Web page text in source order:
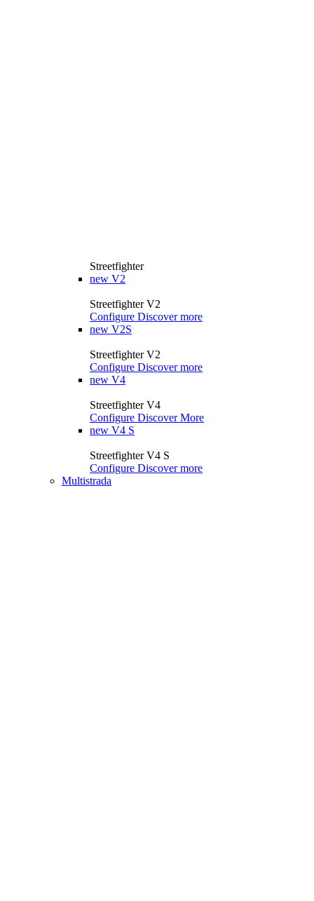
Streetfighter
new V2
Streetfighter V2
Configure Discover more
new V2S
Streetfighter V2
Configure Discover more
new V4
Streetfighter V4
Configure Discover More
new V4 S
Streetfighter V4 S
Configure Discover more
Multistrada